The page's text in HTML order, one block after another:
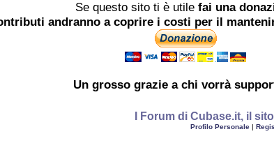
Se questo sito ti è utile fai una
andranno a coprire i costi per il
Un grosso grazie a chi vorrà
I Forum di Cubase.it, il
Profilo Personale|